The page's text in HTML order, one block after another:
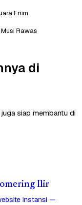
Enim
Rawas
di
siap membantu di
Ilir
instansi —